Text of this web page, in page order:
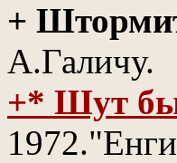
+
А.Галичу.
+* Шут